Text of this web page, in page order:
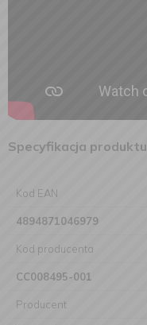
Specyfikacja produktu
Kod EAN
4894871046979
Kod producenta
CC008495-001
Producent